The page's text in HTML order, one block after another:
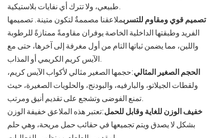
طبيعي، ولا تترك أي نفايات بلاستيكية.
تصميم قوي ومقاوم للتسربملاعقنا مصممةٌ لتكون متينة. تصميمها
الفريد وطبقتها الداخلية الخاصة يوفران مقاومةً ممتازةً للرطوبة
واللين، مما يضمن ثباتها التام من أول مغرفة إلى آخرها، حتى مع
الآيس كريم الكريمي أو المذاب.
الحجم الصغير المثالي:حجمها الصغير مثالي لأكواب الآيس كريم،
ولقطات الجيلاتو، والبارفيه، والبودنج، والحلويات الصغيرة، حيث
تمنع الفوضى وتشجع على تقديم أنيق ومرتب.
خفيف الوزن للغاية وقابل للحمل:تعتبر هذه الملاعق خفيفة الوزن
بشكل لا يصدق ويتم تجميعها في حقائب حمل مريحة، وهي حلم